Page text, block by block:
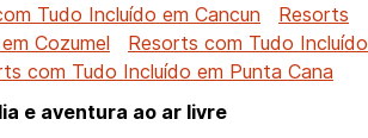
Tudo Incluído em Cancun
Resorts
Cozumel
Resorts com Tudo Incluído
com Tudo Incluído em Punta Cana
e aventura ao ar livre